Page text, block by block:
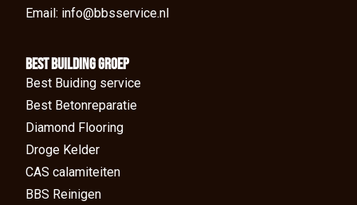
Email: info@bbsservice.nl
BEst Building groep
Best Buiding service
Best Betonreparatie
Diamond Flooring
Droge Kelder
CAS calamiteiten
BBS Reinigen